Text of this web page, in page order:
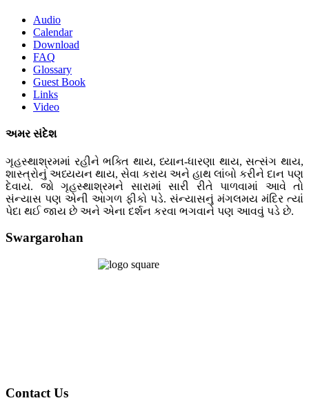
Audio
Calendar
Download
FAQ
Glossary
Guest Book
Links
Video
અમર સંદેશ
ગૃહસ્થાશ્રમમાં રહીને ભક્તિ થાય, ધ્યાન-ધારણા થાય, સત્સંગ થાય,
શાસ્ત્રોનું અધ્યયન થાય, સેવા કરાય અને હાથ લાંબો કરીને દાન પણ
દેવાય. જો ગૃહસ્થાશ્રમને સારામાં સારી રીતે પાળવામાં આવે તો
સંન્યાસ પણ એની આગળ ફીકો પડે. સંન્યાસનું મંગલમય મંદિર ત્યાં
પેદા થઈ જાય છે અને એના દર્શન કરવા ભગવાને પણ આવવું પડે છે.
Swargarohan
Contact Us